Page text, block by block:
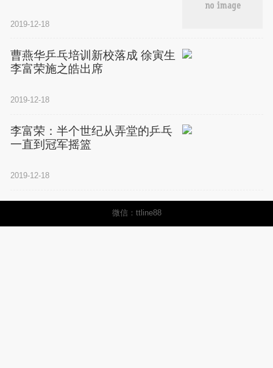
2019-12-18
曹燕华乒乓培训新校落成 徐寅生
李富荣施之皓出席
2019-12-18
李富荣：半个世纪从弄堂的乒乓
一直到冠军摇篮
2019-12-18
微信：ttline88